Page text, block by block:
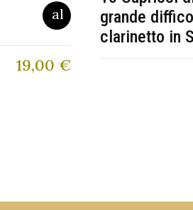
19,00 €
grande
clarinetto in